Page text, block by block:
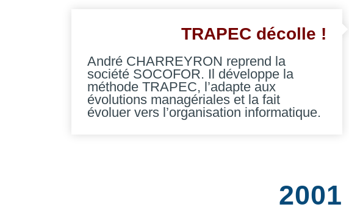
TRAPEC décolle !
André CHARREYRON reprend la
société SOCOFOR. Il développe la
méthode TRAPEC, l’adapte aux
évolutions managériales et la fait
évoluer vers l’organisation informatique.
2001